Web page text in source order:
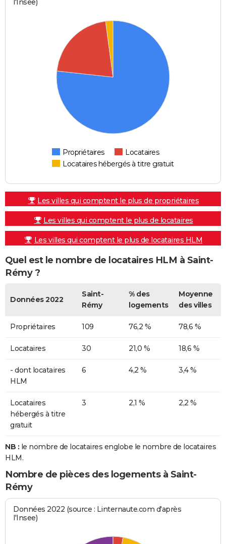
l'Insee)
Propriétaires
Locataires
Locataires hébergés à titre gratuit
Les villes qui comptent le plus de propriétaires
Les villes qui comptent le plus de locataires
Les villes qui comptent le plus de locataires HLM
Quel est le nombre de locataires HLM à Saint-
Rémy ?
Données 2022
Saint-
Rémy
% des
logements
Moyenne
des villes
Propriétaires 109 76,2 % 78,6 %
Locataires 30 21,0 % 18,6 %
- dont locataires
HLM
6 4,2 % 3,4 %
Locataires
hébergés à titre
gratuit
3 2,1 % 2,2 %
NB : le nombre de locataires englobe le nombre de locataires
HLM.
Nombre de pièces des logements à Saint-
Rémy
Données 2022 (source : Linternaute.com d'après
l'Insee)